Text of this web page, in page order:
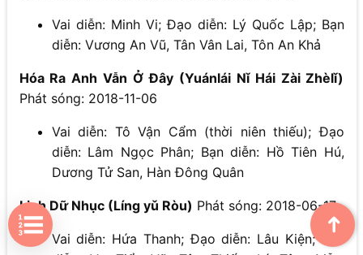
Vai diễn: Minh Vi; Đạo diễn: Lý Quốc Lập; Bạn
diễn: Vương An Vũ, Tân Vân Lai, Tôn An Khả
Hóa Ra Anh Vẫn Ở Đây (Yuánlái Nǐ Hái Zài Zhèlǐ)
Phát sóng: 2018-11-06
Vai diễn: Tô Vận Cẩm (thời niên thiếu); Đạo
diễn: Lâm Ngọc Phân; Bạn diễn: Hồ Tiên Hú,
Dương Tử San, Hàn Đông Quân
Linh Dữ Nhục (Líng yǔ Ròu) Phát sóng: 2018-06-17
Vai diễn: Hứa Thanh; Đạo diễn: Lâu Kiện; Bạn
➜